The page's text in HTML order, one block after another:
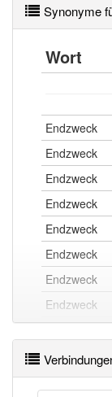
Synonyme
Wort
Endzweck
Endzweck
Endzweck
Endzweck
Endzweck
Endzweck
Endzweck
Endzweck
Endzweck
Endzweck